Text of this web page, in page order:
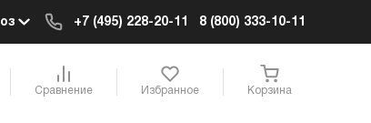
+7 (495) 228-20-11 8 (800) 333-10-11
Сравнение Избранное Корзина